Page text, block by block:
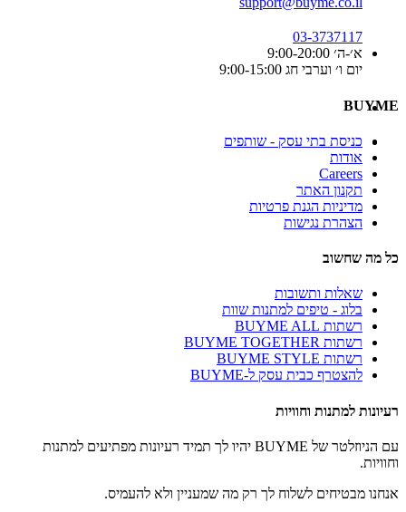
03-3737117
א׳-ה׳ 9:00-20:00
יום ו׳ וערבי חג 9:00-15:00
BUYME
כניסת בתי עסק - שותפים
אודות
Careers
תקנון האתר
מדיניות הגנת פרטיות
הצהרת נגישות
כל מה שחשוב
שאלות ותשובות
בלוג - טיפים למתנות שוות
רשתות BUYME ALL
רשתות BUYME TOGETHER
רשתות BUYME STYLE
להצטרף כבית עסק ל-BUYME
רעיונות למתנות וחוויות
עם הניוזלטר של BUYME יהיו לך תמיד רעיונות מפתיעים למתנות
וחוויות.
אנחנו מבטיחים לשלוח לך רק מה שמעניין ולא להעמיס.